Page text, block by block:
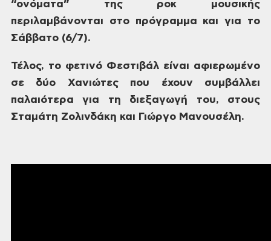
“ονόματα” της ροκ μουσικής
περιλαμβάνονται στο πρόγραμμα και για το
Σάββατο (6/7).
Τέλος, το φετινό Φεστιβάλ είναι αφιερωμένο
σε δύο Χανιώτες που έχουν συμβάλλει
παλαιότερα για τη διεξαγωγή του, στους
Σταμάτη Ζολινδάκη και Γιώργο Μανουσέλη.